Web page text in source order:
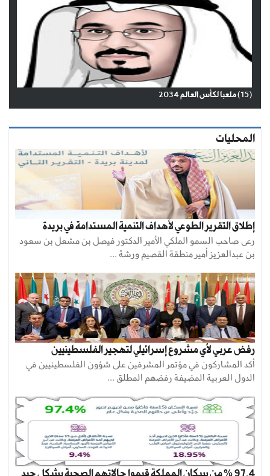
(15) ملعبا لكأس العالم 2034
المحليات
إطلاق التقرير الطوعي لأهداف التنمية المستدامة في بريدة
رعى صاحب السمو الملكي الأمير الدكتور فيصل بن مشعل بن سعود
بن عبدالعزيز أمير منطقة القصيم ورشة ...
رفض عربي لأي مشروع إسرائيلي لتهجير الفلسطينيين
أكد المشاركون في مؤتمر المشرفين على شؤون الفلسطينيين في
الدول العربية المضيفة رفضهم المطلق ...
97.4 % من سكان المملكة قيموا حالاتهم الصحية بشكل جيد